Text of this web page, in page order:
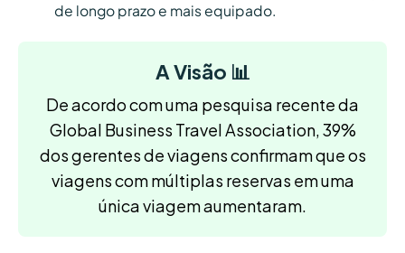
de longo prazo e mais equipado.
A Visão 📊
De acordo com uma pesquisa recente da
Global Business Travel Association, 39%
dos gerentes de viagens confirmam que os
viagens com múltiplas reservas em uma
única viagem aumentaram.